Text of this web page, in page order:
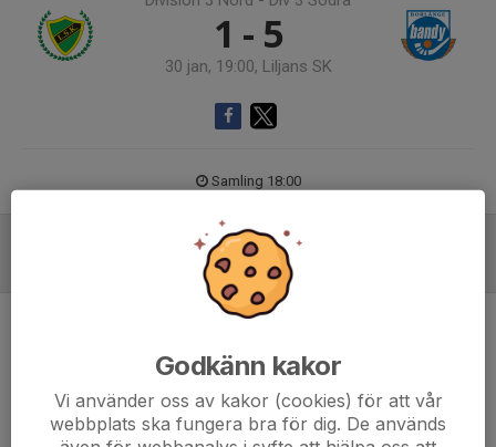
1 - 5
30 jan, 19:00, Liljans SK
Samling 18:00
Godkänn kakor
Vi använder oss av kakor (cookies) för att vår
webbplats ska fungera bra för dig. De används